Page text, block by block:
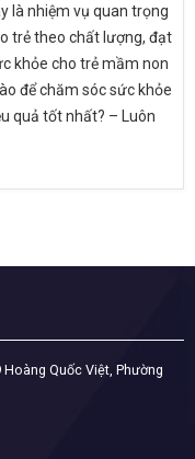
là nhiệm vụ quan trọng
trẻ theo chất lượng, đạt
khỏe cho trẻ mầm non
để chăm sóc sức khỏe
quả tốt nhất? – Luôn
Hoàng Quốc Việt, Phường